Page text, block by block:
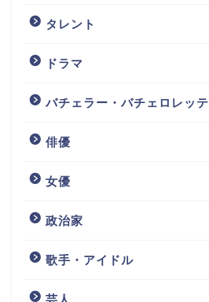
タレント
ドラマ
バチェラー・バチェロレッテ
俳優
女優
政治家
歌手・アイドル
芸人